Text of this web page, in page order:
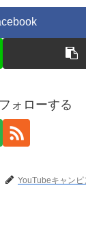
ォローする
YouTubeキャン